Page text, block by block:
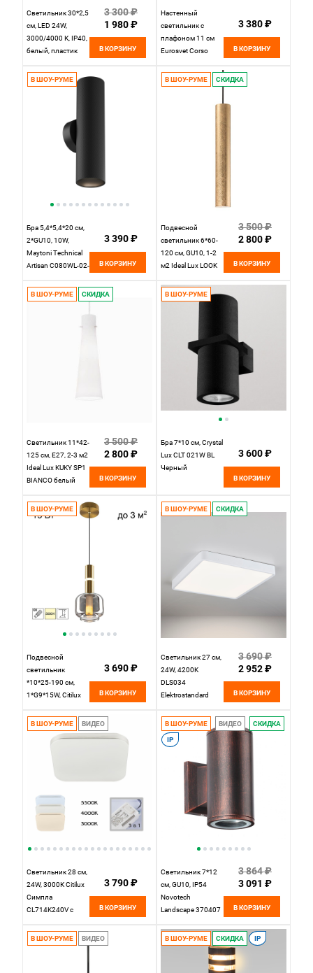
Cветильник 30*2,5
см, LED 24W,
3000/4000 К, IP40,
белый, пластик
White, 7661/24L
3 300 ₽
1 980 ₽
В КОРЗИНУ
Настенный
светильник с
плафоном 11 см
Eurosvet Corso
3 380 ₽
В КОРЗИНУ
В ШОУ-РУМЕ
Бра 5,4*5,4*20 см,
2*GU10, 10W,
Maytoni Technical
Artisan C080WL-02-
3 390 ₽
В КОРЗИНУ
В ШОУ-РУМЕ СКИДКА
Подвесной
светильник 6*60-
120 см, GU10, 1-2
м2 Ideal Lux LOOK
золото 141817
3 500 ₽
2 800 ₽
В КОРЗИНУ
В ШОУ-РУМЕ СКИДКА
Светильник 11*42-
125 см, Е27, 2-3 м2
Ideal Lux KUKY SP1
BIANCO белый
3 500 ₽
2 800 ₽
В КОРЗИНУ
В ШОУ-РУМЕ
Бра 7*10 см, Crystal
Lux CLT 021W BL
Черный
3 600 ₽
В КОРЗИНУ
В ШОУ-РУМЕ
Подвесной
светильник
*10*25-190 см,
1*G9*15W, Citilux
Золото
3 690 ₽
В КОРЗИНУ
В ШОУ-РУМЕ СКИДКА
Светильник 27 см,
24W, 4200K
DLS034
Elektrostandard
3 690 ₽
2 952 ₽
В КОРЗИНУ
В ШОУ-РУМЕ ВИДЕО
Светильник 28 см,
24W, 3000К Citilux
Симпла
CL714K240V с
3 790 ₽
В КОРЗИНУ
В ШОУ-РУМЕ ВИДЕО СКИДКА
IP
Светильник 7*12
см, GU10, IP54
Novotech
Landscape 370407
3 864 ₽
3 091 ₽
В КОРЗИНУ
В ШОУ-РУМЕ ВИДЕО В ШОУ-РУМЕ СКИДКА IP